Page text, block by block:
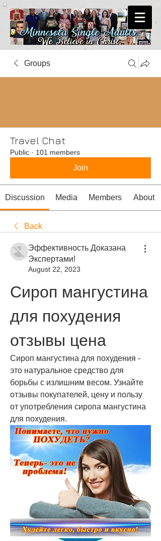
Groups
Travel Chat
Public · 101 members
Join
Discussion Media Members About
Back
Эффективность Доказана
Экспертами!
August 22, 2023
Сироп мангустина
для похудения
отзывы цена
Сироп мангустина для похудения -
это натуральное средство для
борьбы с излишним весом. Узнайте
отзывы покупателей, цену и пользу
от употребления сиропа мангустина
для похудения.